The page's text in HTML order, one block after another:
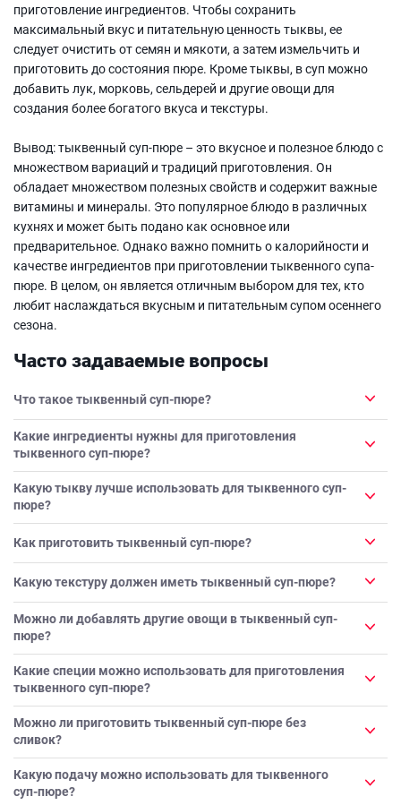
приготовление ингредиентов. Чтобы сохранить
максимальный вкус и питательную ценность тыквы, ее
следует очистить от семян и мякоти, а затем измельчить и
приготовить до состояния пюре. Кроме тыквы, в суп можно
добавить лук, морковь, сельдерей и другие овощи для
создания более богатого вкуса и текстуры.
Вывод: тыквенный суп-пюре – это вкусное и полезное блюдо с
множеством вариаций и традиций приготовления. Он
обладает множеством полезных свойств и содержит важные
витамины и минералы. Это популярное блюдо в различных
кухнях и может быть подано как основное или
предварительное. Однако важно помнить о калорийности и
качестве ингредиентов при приготовлении тыквенного супа-
пюре. В целом, он является отличным выбором для тех, кто
любит наслаждаться вкусным и питательным супом осеннего
сезона.
Часто задаваемые вопросы
Что такое тыквенный суп-пюре?
Какие ингредиенты нужны для приготовления
тыквенного суп-пюре?
Какую тыкву лучше использовать для тыквенного суп-
пюре?
Как приготовить тыквенный суп-пюре?
Какую текстуру должен иметь тыквенный суп-пюре?
Можно ли добавлять другие овощи в тыквенный суп-
пюре?
Какие специи можно использовать для приготовления
тыквенного суп-пюре?
Можно ли приготовить тыквенный суп-пюре без
сливок?
Какую подачу можно использовать для тыквенного
суп-пюре?